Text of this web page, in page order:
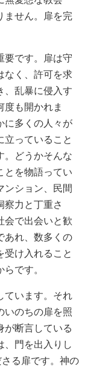
ません。扉を完
です。扉は守
なく、許可を求
、乱暴に侵入す
度も開かれま
に多くの人々が
立っていること
。どうかそんな
とを物語ってい
ンション、民間
察力と丁重さ
会で出会いと歓
あれ、数多くの
受け入れること
です。
ています。それ
いのちの扉を照
が断言している
、門を出入りし
る扉です。神の